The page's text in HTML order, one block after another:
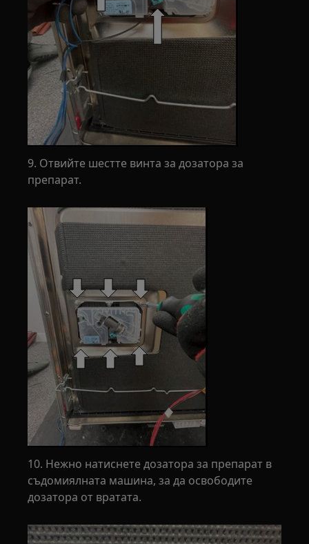
9. Отвийте шестте винта за дозатора за
препарат.
10. Нежно натиснете дозатора за препарат в
съдомиялната машина, за да освободите
дозатора от вратата.